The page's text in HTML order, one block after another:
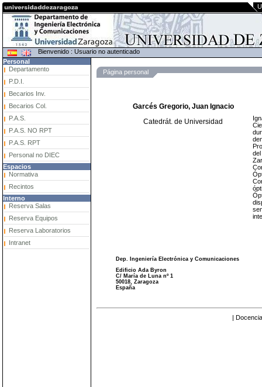
Bienvenido : Usuario no autenticado
Personal
Departamento
P.D.I.
Becarios Inv.
Becarios Col.
P.A.S.
P.A.S. NO RPT
P.A.S. RPT
Personal no DIEC
Espacios
Normativa
Recintos
Interno
Reserva Salas
Reserva Equipos
Reserva Laboratorios
Intranet
Página personal
Garcés Gregorio, Juan Ignacio
Catedrát. de Universidad
Dep. Ingeniería Electrónica y Comunicaciones
Edificio Ada Byron
C/ María de Luna nº 1
50018, Zaragoza
España
|